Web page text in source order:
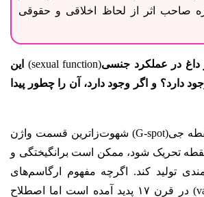
صاحب اثر از لحاظ اخلاقی و حقوقی
داغ در عملکرد جنسی(
sexual function)
این
دارد؟ و اگر وجود دارد، آن را چطور پیدا
ادعا شده است که نقطه جی(G-spot) شهوت‌زاترین قسمت واژن
تحریک شود، ممکن است برانگیختگی و
تولید کند. اگرچه مفهوم ارگاسم‌های
واژنی(vaginal orgasms) در قرن ۱۷ پدید آمده است اما اصطلاح